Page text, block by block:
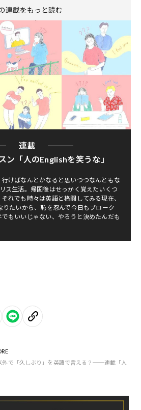
連載をもっと読む
連載
ン「人のEnglishを笑うな」
けばなんとかなると思いつつなんともな
ス生活。帰国後はせっかく覚えたいくつ
れでも時々は英語と格闘してみる現在、
たいから、恥を忍んで今日もブローク
もいいじゃない、やろうと決めたんだも
外で「久しぶり」を英語で言える？──連載「人